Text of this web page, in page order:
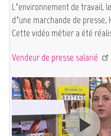
L’environnement de travail,
d’une marchande de presse,
Cette vidéo métier a été
Vendeur de presse salarié